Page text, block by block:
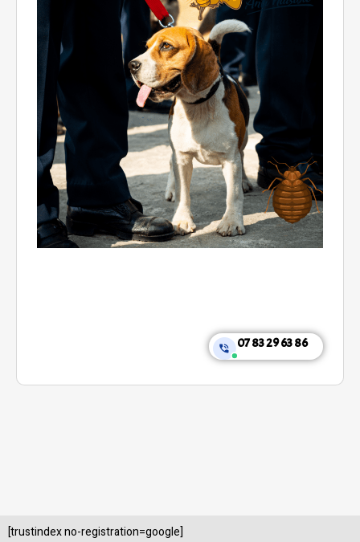
07 83 29 63 86
[trustindex no-registration=google]